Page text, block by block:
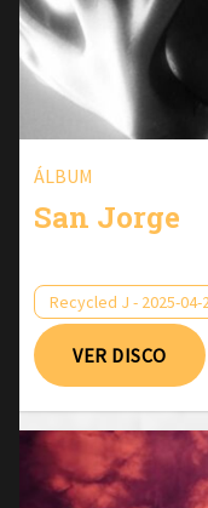
ÁLBUM
San Jorge
Recycled J - 2025-04-
VER DISCO